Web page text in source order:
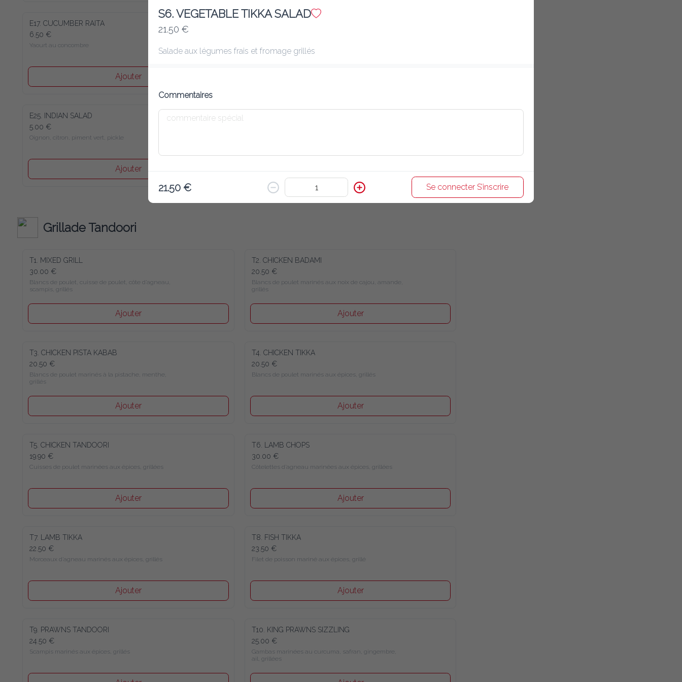
E17. CUCUMBER RAITA
6.50 €
Yaourt au concombre
Ajouter
E25. INDIAN SALAD
5.00 €
Oignon, citron, piment vert, pickle
Ajouter
Grillade Tandoori
T1. MIXED GRILL
30.00 €
Blancs de poulet, cuisse de poulet, côte d’agneau,
scampis, grillés
Ajouter
T2. CHICKEN BADAMI
20.50 €
Blancs de poulet marinés aux noix de cajou, amande,
grillés
Ajouter
T3. CHICKEN PISTA KABAB
20.50 €
Blancs de poulet marinés à la pistache, menthe,
grillés
Ajouter
T4. CHICKEN TIKKA
20.50 €
Blancs de poulet marinés aux épices, grillés
Ajouter
T5. CHICKEN TANDOORI
19.90 €
Cuisses de poulet marinées aux épices, grillées
Ajouter
T6. LAMB CHOPS
30.00 €
Côtelettes d’agneau marinées aux épices, grillées
Ajouter
T7. LAMB TIKKA
22.50 €
Morceaux d’agneau marinés aux épices, grillés
Ajouter
T8. FISH TIKKA
23.50 €
Filet de poisson mariné aux épices, grillé
Ajouter
T9. PRAWNS TANDOORI
24.50 €
Scampis marinés aux épices, grillés
T10. KING PRAWNS SIZZLING
25.00 €
Gambas marinées au curcuma, safran, gingembre,
ail, grillées
S6. VEGETABLE TIKKA SALAD
21.50 €
Salade aux légumes frais et fromage grillés
Commentaires
21.50 € Se connecter S’inscrire